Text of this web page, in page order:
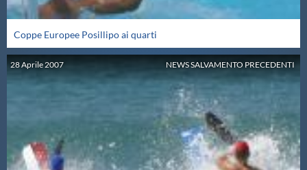
Webmail
Contatti
Coppe Europee Posillipo ai quarti
NEWS SALVAMENTO PRECEDENTI
28Aprile2007